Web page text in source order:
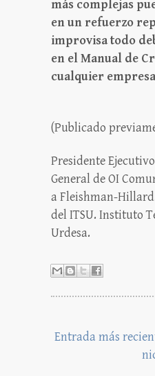
más complejas
en un refuerzo
improvisa todo
en el Manual de
cualquier empresa
(Publicado
Presidente
General de OI
a Fleishman-
del ITSU. Instituto
Urdesa.
Entrada más